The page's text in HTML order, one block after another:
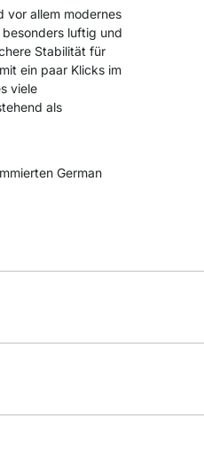
vor allem modernes
besonders luftig und
Stabilität für
ein paar Klicks im
viele
als
German